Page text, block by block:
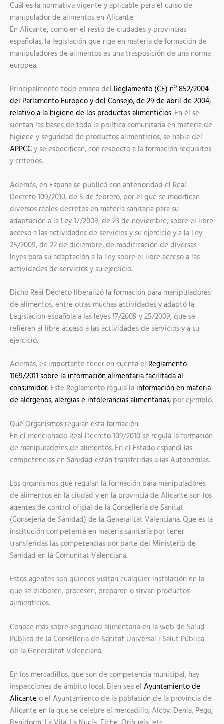
Cuál es la normativa vigente y aplicable para el curso de
manipulador de alimentos en Alicante.
En Alicante, como en el resto de ciudades y provincias
españolas, la legislación que rige en materia de formación de
manipuladores de alimentos es una trasposición de una norma
europea.
Principalmente todo emana del Reglamento (CE) nº 852/2004
del Parlamento Europeo y del Consejo, de 29 de abril de 2004,
relativo a la higiene de los productos alimenticios. En él se
sientan las bases de toda la política comunitaria en materia de
higiene y seguridad de productos alimenticios, se habla del
APPCC y se especifican, con respecto a la formación requisitos
y criterios.
Además, en España se publicó con anterioridad el Real
Decreto 109/2010, de 5 de febrero, por el que se modifican
diversos reales decretos en materia sanitaria para su
adaptación a la Ley 17/2009, de 23 de noviembre, sobre el libre
acceso a las actividades de servicios y su ejercicio y a la Ley
25/2009, de 22 de diciembre, de modificación de diversas
leyes para su adaptación a la Ley sobre el libre acceso a las
actividades de servicios y su ejercicio.
Dicho Real Decreto liberalizó la formación para manipuladores
de alimentos, entre otras muchas actividades y adaptó la
Legislación española a las leyes 17/2009 y 25/2009, que se
refieren al libre acceso a las actividades de servicios y a su
ejercicio.
Además, es importante tener en cuenta el Reglamento
1169/2011 sobre la información alimentaria facilitada al
consumidor. Este Reglamento regula la información en materia
de alérgenos, alergias e intolerancias alimentarias, por ejemplo.
Qué Organismos regulan esta formación.
En el mencionado Real Decreto 109/2010 se regula la formación
de manipuladores de alimentos. En el Estado español las
competencias en Sanidad están transferidas a las Autonomías.
Los organismos que regulan la formación para manipuladores
de alimentos en la ciudad y en la provincia de Alicante son los
agentes de control oficial de la Conselleria de Sanitat
(Consejeria de Sanidad) de la Generalitat Valenciana. Que es la
institución competente en materia sanitaria por tener
transferidas las competencias por parte del Ministerio de
Sanidad en la Comunitat Valenciana.
Estos agentes son quienes visitan cualquier instalación en la
que se elaboren, procesen, preparen o sirvan productos
alimenticios.
Conoce más sobre seguridad alimentaria en la web de Salud
Pública de la Conselleria de Sanitat Universal i Salut Pública
de la Generalitat Valenciana.
En los mercadillos, que son de competencia municipal, hay
inspecciones de ámbito local. Bien sea el Ayuntamiento de
Alicante o el Ayuntamiento de la población de la provincia de
Alicante en la que se celebre el mercadillo, Alcoy, Denia, Pego,